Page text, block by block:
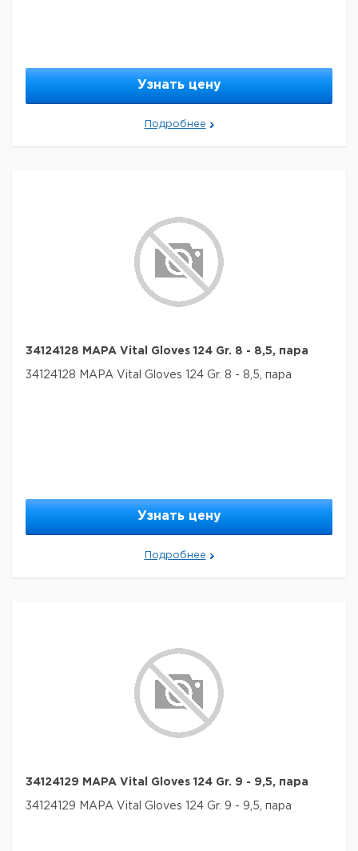
Узнать цену
Подробнее
34124128 MAPA Vital Gloves 124 Gr. 8 - 8,5, пара
34124128 MAPA Vital Gloves 124 Gr. 8 - 8,5, пара
Узнать цену
Подробнее
34124129 MAPA Vital Gloves 124 Gr. 9 - 9,5, пара
34124129 MAPA Vital Gloves 124 Gr. 9 - 9,5, пара